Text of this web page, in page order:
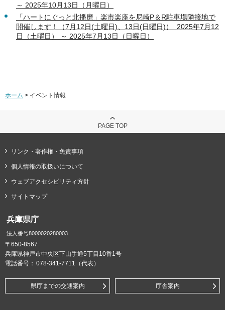
～ 2025年10月13日（月曜日）
「ハートにぐっと北播磨」楽市楽座を尼崎P＆R駐車場隣接地で
開催します！（7月12日(土曜日)、13日(日曜日)） 2025年7月12
日（土曜日） ～ 2025年7月13日（日曜日）
ホーム > イベント情報
PAGE TOP
リンク・著作権・免責事項
個人情報の取扱いについて
ウェブアクセシビリティ方針
サイトマップ
兵庫県庁
法人番号8000020280003
〒650-8567
兵庫県神戸市中央区下山手通5丁目10番1号
電話番号： 078-341-7711（代表）
県庁までの交通案内 庁舎案内